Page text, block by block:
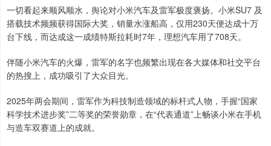
一切看起来顺风顺水，舆论对小米汽车及雷军极度褒扬。小米SU7 及
搭载技术频频获得国际大奖，销量水涨船高，仅用230天便达成十万
台下线，而达成这一成绩特斯拉耗时7年，理想汽车用了708天。
伴随小米汽车的火爆，雷军的名字也频繁出现在各大媒体和社交平台
的热搜上，成功吸引了大众目光。
2025年两会期间，雷军作为科技制造领域的标杆式人物，手握“国家
科学技术进步奖”二等奖的荣誉勋章，在“代表通道”上畅谈小米在手机
与造车双赛道上的成就。